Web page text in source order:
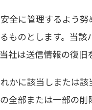
全に管理するよう
ものとします。当
社は送信情報の復旧
かに該当しまたは
全部または一部の